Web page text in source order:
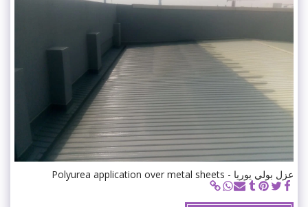
عزل بولي يوريا - Polyurea application over metal sheets